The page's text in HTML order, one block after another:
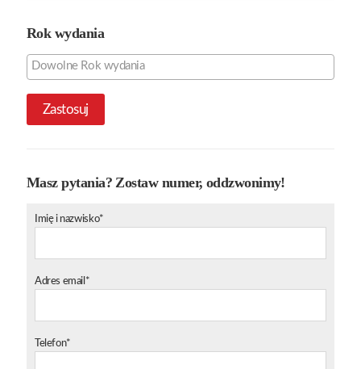
Rok wydania
Zastosuj
Masz pytania? Zostaw numer, oddzwonimy!
Imię i nazwisko*
Adres email*
Telefon*